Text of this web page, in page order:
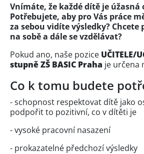
Vnímáte, že každé dítě je úžasná
Potřebujete, aby pro Vás práce
za sebou vidíte výsledky? Chcete
na sobě a dále se vzdělávat?
Pokud ano, naše pozice UČITELE/
stupně ZŠ BASIC Praha je určena
Co k tomu budete
- schopnost respektovat dítě jako
podpořit to pozitivní, co v dítěti je
- vysoké pracovní nasazení
- prokazatelné předchozí výsledky